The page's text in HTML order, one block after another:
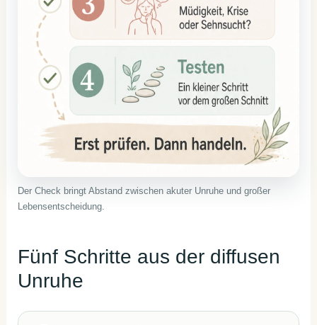
Der Check bringt Abstand zwischen akuter Unruhe und großer
Lebensentscheidung.
Fünf Schritte aus der diffusen
Unruhe